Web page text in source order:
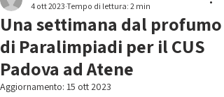
Una settimana dal profumo
di Paralimpiadi per il CUS
Padova ad Atene
4 ott 2023 Tempo di lettura: 2 min
Aggiornamento: 15 ott 2023